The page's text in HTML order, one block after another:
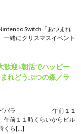
Switch「あつまれ
一緒にクリスマスイベント
歓迎♪朝活でハッピー
れどうぶつの森／ラ
／ハピパラ 午前１１
前１１時くらいからビル
くら[…]